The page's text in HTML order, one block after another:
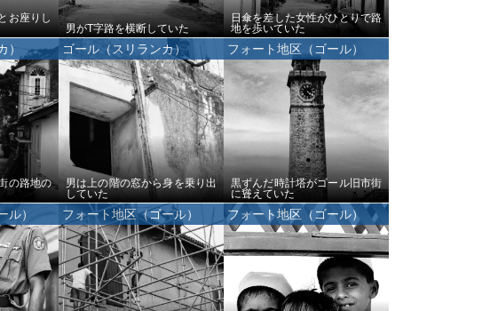
お座りし
男がT字路を横断していた
日傘を差した女性がひとりで路
地を歩いていた
）
の路地の
ゴール（スリランカ）
男は上の階の窓から身を乗り出
していた
フォート地区（ゴール）
黒ずんだ時計塔がゴール旧市街
に聳えていた
ル） フォート地区（ゴール） フォート地区（ゴール）